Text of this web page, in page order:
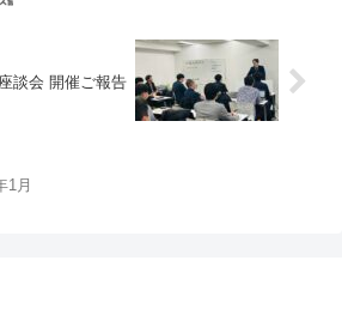
談会 開催ご報告
1月